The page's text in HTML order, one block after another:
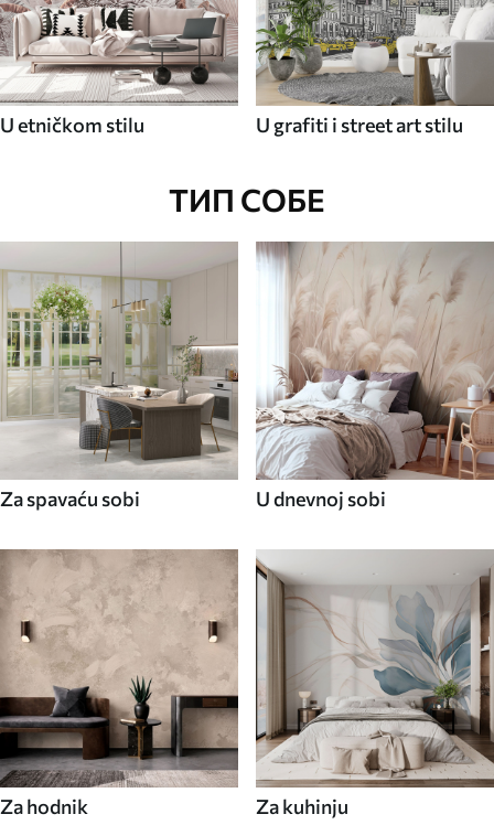
U etničkom stilu U grafiti i street art stilu
ТИП СОБЕ
Za spavaću sobi U dnevnoj sobi
Za hodnik Za kuhinju